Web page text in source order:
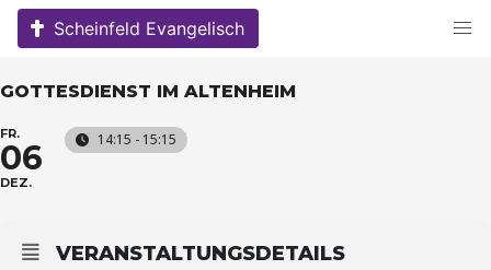
Skip
Scheinfeld Evangelisch
GOTTESDIENST IM ALTENHEIM
FR.
06
DEZ.
14:15 - 15:15
VERANSTALTUNGSDETAILS